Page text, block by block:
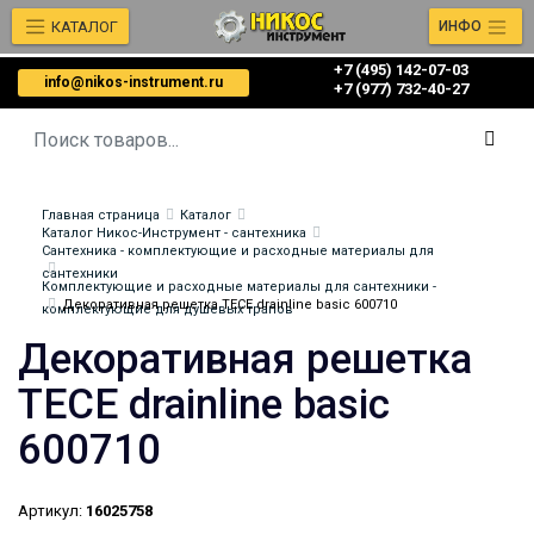
info@nikos-instrument.ru
+7 (495) 142-07-03
‎‎+7 (977) 732-40-27
КАТАЛОГ ИНФО
Главная страница
Каталог
Каталог Никос-Инструмент - сантехника
Сантехника - комплектующие и расходные материалы для
сантехники
Комплектующие и расходные материалы для сантехники -
комплектующие для душевых трапов
Декоративная решетка TECE drainline basic 600710
Декоративная решетка
TECE drainline basic
600710
Артикул: 16025758